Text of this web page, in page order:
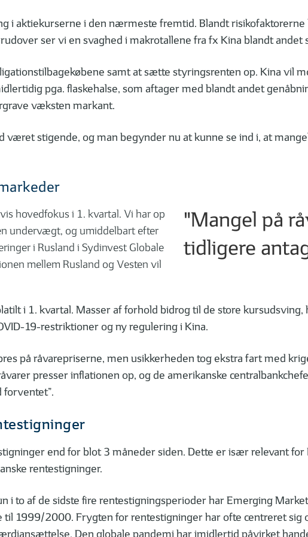
i aktiekurserne i den nærmeste fremtid. Blandt
ser vi en svaghed i makrotallene fra fx Kina blandt
samt at sætte styringsrenten op. Kina vil
pga. flaskehalse, som aftager med blandt andet
væksten markant.
stigende, og man begynder nu at kunne se ind i, at
hovedfokus i 1. kvartal. Vi har op
undervægt, og umiddelbart efter
i Rusland i Sydinvest Globale
mellem Rusland og Vesten vil
"Mangel på
tidligere
i 1. kvartal. Masser af forhold bidrog til de store
19-restriktioner og ny regulering i Kina.
på råvarepriserne, men usikkerheden tog ekstra fart med
presser inflationen op, og de amerikanske
forventet”.
end for blot 3 måneder siden. Dette er især relevant
rentestigninger.
i to af de sidste fire rentestigningsperioder har Emerging
til 1999/2000. Frygten for rentestigninger har ofte centreret sig
Den globale pandemi har imidlertid påvirket